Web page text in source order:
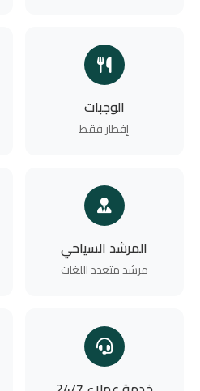
الوجبات
إفطار فقط
المرشد السياحي
مرشد متعدد اللغات